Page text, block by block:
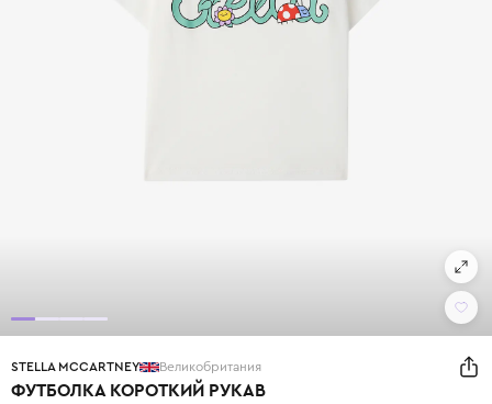
STELLA MCCARTNEY Великобритания
ФУТБОЛКА КОРОТКИЙ РУКАВ